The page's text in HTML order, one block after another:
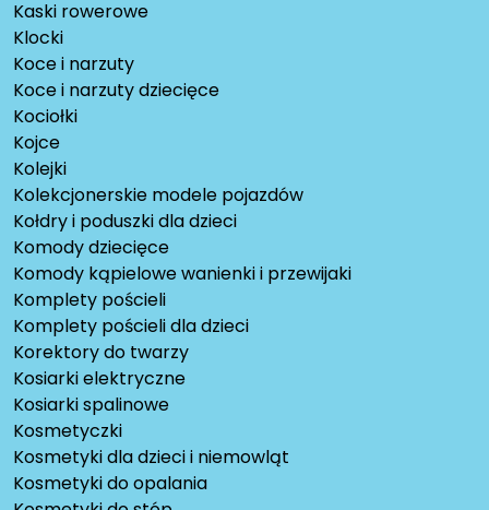
Kaski rowerowe
Klocki
Koce i narzuty
Koce i narzuty dziecięce
Kociołki
Kojce
Kolejki
Kolekcjonerskie modele pojazdów
Kołdry i poduszki dla dzieci
Komody dziecięce
Komody kąpielowe wanienki i przewijaki
Komplety pościeli
Komplety pościeli dla dzieci
Korektory do twarzy
Kosiarki elektryczne
Kosiarki spalinowe
Kosmetyczki
Kosmetyki dla dzieci i niemowląt
Kosmetyki do opalania